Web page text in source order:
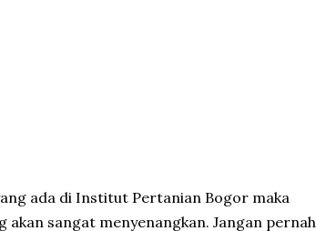
ada di Institut Pertanian Bogor maka
akan sangat menyenangkan. Jangan pernah